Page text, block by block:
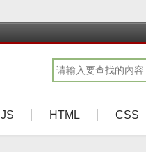
JS HTML CSS